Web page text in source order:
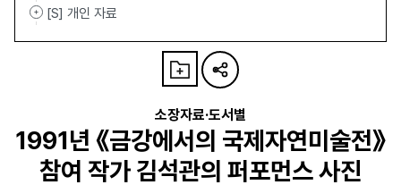
[S] 개인 자료
소장자료·도서별
1991년 《금강에서의 국제자연미술전》
참여 작가 김석관의 퍼포먼스 사진